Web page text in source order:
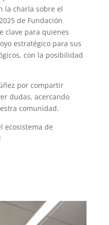
la charla sobre el
de Fundación
clave para quienes
estratégico para sus
con la posibilidad
por compartir
dudas, acercando
comunidad.
ecosistema de